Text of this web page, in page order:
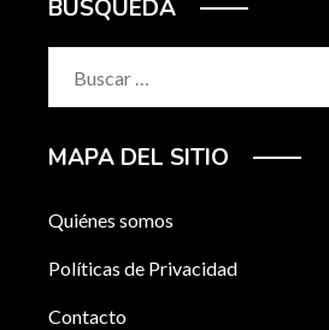
BÚSQUEDA
MAPA DEL SITIO
Quiénes somos
Políticas de Privacidad
Contacto